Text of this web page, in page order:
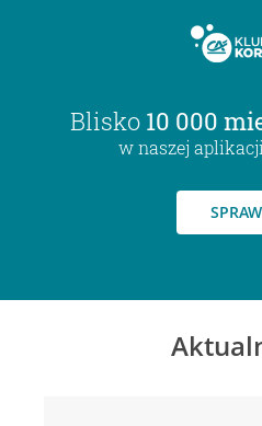
Blisko 10 000
w naszej